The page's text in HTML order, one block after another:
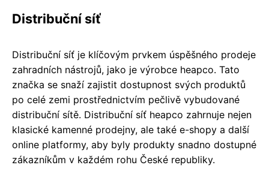
Distribuční síť
Distribuční síť je klíčovým prvkem úspěšného prodeje
zahradních nástrojů, jako je výrobce heapco. Tato
značka se snaží zajistit dostupnost svých produktů
po celé zemi prostřednictvím pečlivě vybudované
distribuční sítě. Distribuční síť heapco zahrnuje nejen
klasické kamenné prodejny, ale také e-shopy a další
online platformy, aby byly produkty snadno dostupné
zákazníkům v každém rohu České republiky.